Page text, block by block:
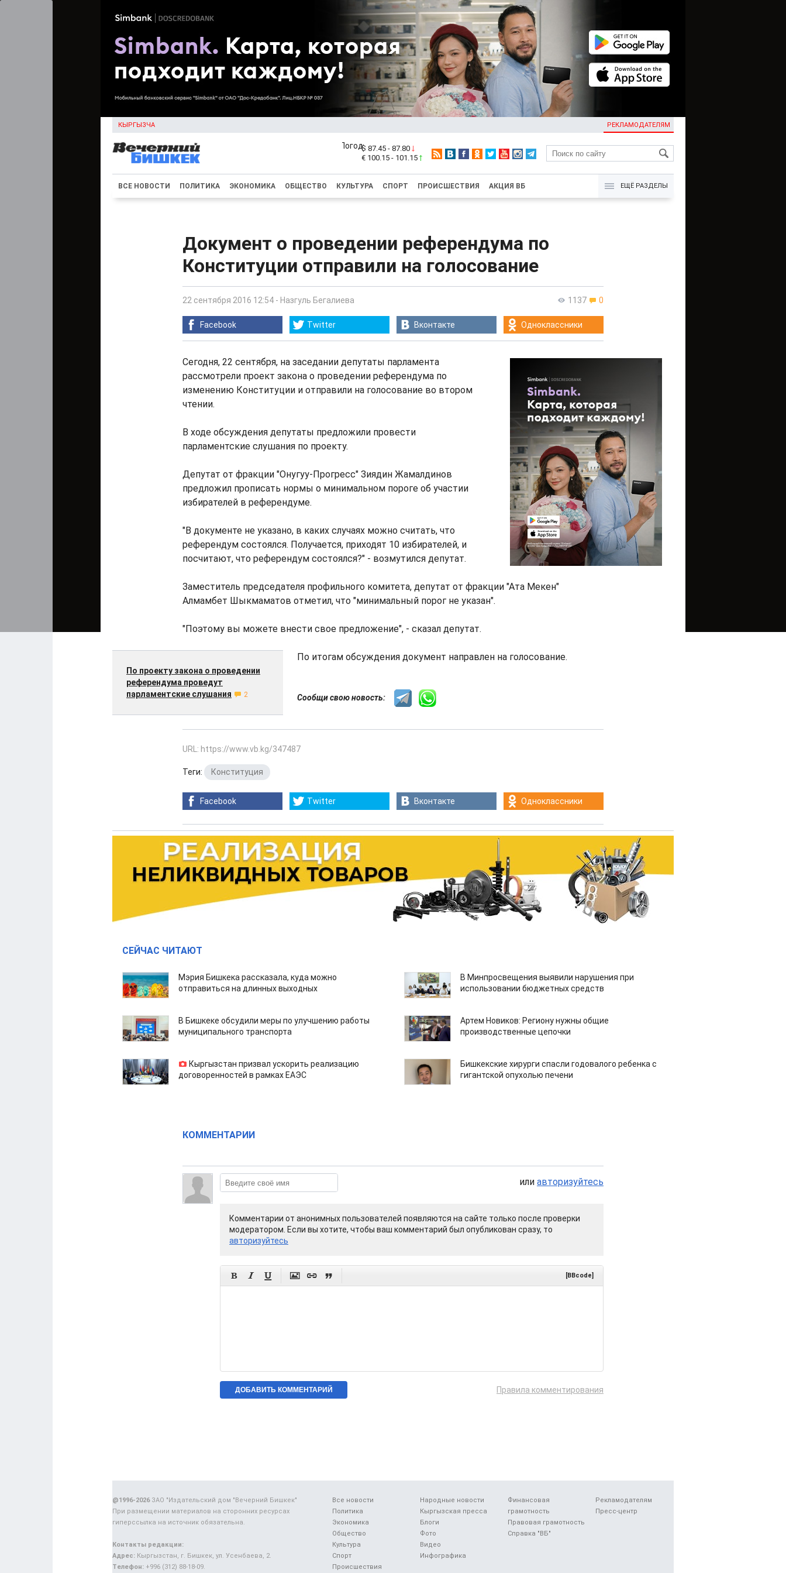
КЫРГЫЗЧА РЕКЛАМОДАТЕЛЯМ
KG
$ 87.45 - 87.80
€ 100.15 - 101.15
ВСЕ НОВОСТИ ПОЛИТИКА ЭКОНОМИКА ОБЩЕСТВО КУЛЬТУРА СПОРТ ПРОИСШЕСТВИЯ АКЦИЯ ВБ ЕЩЁ РАЗДЕЛЫ
Документ о проведении референдума по
Конституции отправили на голосование
1137 0
22 сентября 2016 12:54 - Назгуль Бегалиева
Facebook Twitter Вконтакте Одноклассники
Сегодня, 22 сентября, на заседании депутаты парламента
рассмотрели проект закона о проведении референдума по
изменению Конституции и отправили на голосование во втором
чтении.
В ходе обсуждения депутаты предложили провести
парламентские слушания по проекту.
Депутат от фракции "Онугуу-Прогресс" Зиядин Жамалдинов
предложил прописать нормы о минимальном пороге об участии
избирателей в референдуме.
"В документе не указано, в каких случаях можно считать, что
референдум состоялся. Получается, приходят 10 избирателей, и
посчитают, что референдум состоялся?" - возмутился депутат.
Заместитель председателя профильного комитета, депутат от фракции "Ата Мекен"
Алмамбет Шыкмаматов отметил, что "минимальный порог не указан".
"Поэтому вы можете внести свое предложение", - сказал депутат.
По проекту закона о проведении
референдума проведут
парламентские слушания
2
По итогам обсуждения документ направлен на голосование.
Сообщи свою новость:
URL: https://www.vb.kg/347487
Теги: Конституция
Facebook Twitter Вконтакте Одноклассники
СЕЙЧАС ЧИТАЮТ
Мэрия Бишкека рассказала, куда можно
отправиться на длинных выходных
В Минпросвещения выявили нарушения при
использовании бюджетных средств
В Бишкеке обсудили меры по улучшению работы
муниципального транспорта
Артем Новиков: Региону нужны общие
производственные цепочки
Кыргызстан призвал ускорить реализацию
договоренностей в рамках ЕАЭС
Бишкекские хирурги спасли годовалого ребенка с
гигантской опухолью печени
КОММЕНТАРИИ
или авторизуйтесь
Комментарии от анонимных пользователей появляются на сайте только после проверки
модератором. Если вы хотите, чтобы ваш комментарий был опубликован сразу, то
авторизуйтесь
      [BBcode]
Правила комментирования
Все новости
Политика
Экономика
Общество
Культура
Спорт
Происшествия
Народные новости
Кыргызская пресса
Блоги
Фото
Видео
Инфографика
Финансовая
грамотность
Правовая грамотность
Справка "ВБ"
Рекламодателям
Пресс-центр
@1996-2026ЗАО "Издательский дом "Вечерний Бишкек"
При размещении материалов на сторонних ресурсах
гиперссылка на источник обязательна.
Контакты редакции:
Адрес: Кыргызстан, г. Бишкек, ул. Усенбаева, 2.
Телефон: +996 (312) 88-18-09.